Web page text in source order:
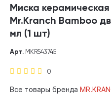
Миска
Mr.Kranch Bamboo
мл (1 шт)
0
Арт. MKR543745
Все товары бренда